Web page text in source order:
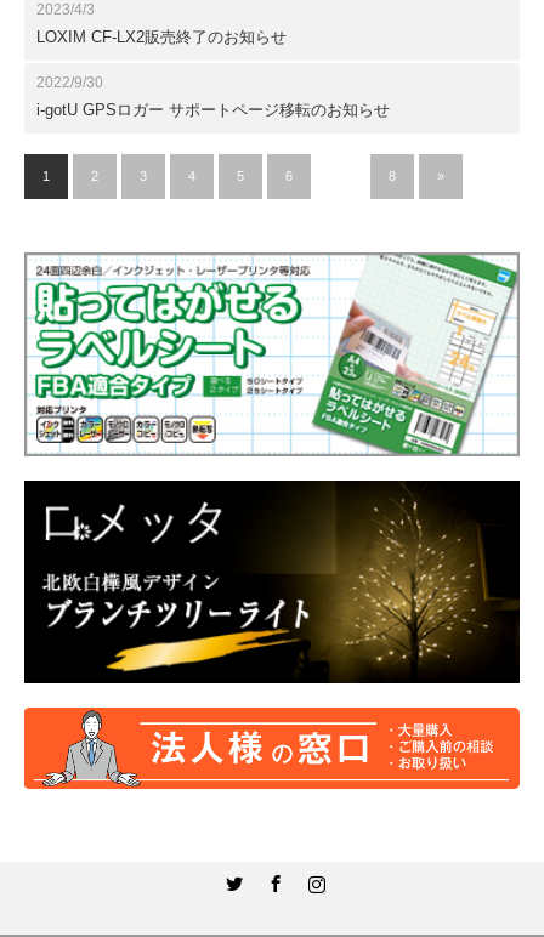
2023/4/3
LOXIM CF-LX2販売終了のお知らせ
2022/9/30
i-gotU GPSロガー サポートページ移転のお知らせ
1 2 3 4 5 6 8 »